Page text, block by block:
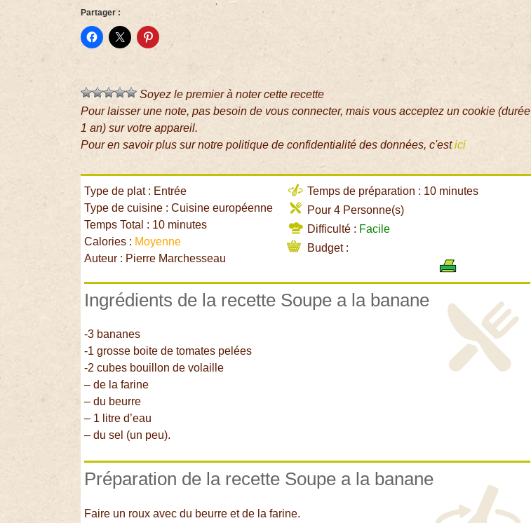
Partager :
Soyez le premier à noter cette recette
Pour laisser une note, pas besoin de vous connecter, mais vous acceptez un cookie (durée
1 an) sur votre appareil.
Pour en savoir plus sur notre politique de confidentialité des données, c'estici
Type de plat : Entrée
Type de cuisine : Cuisine européenne
Temps Total : 10 minutes
Calories : Moyenne
Auteur : Pierre Marchesseau
Temps de préparation : 10 minutes
Pour 4 Personne(s)
Difficulté : Facile
Budget :
Ingrédients de la recette Soupe a la banane
-3 bananes
-1 grosse boite de tomates pelées
-2 cubes bouillon de volaille
– de la farine
– du beurre
– 1 litre d’eau
– du sel (un peu).
Préparation de la recette Soupe a la banane
Faire un roux avec du beurre et de la farine.